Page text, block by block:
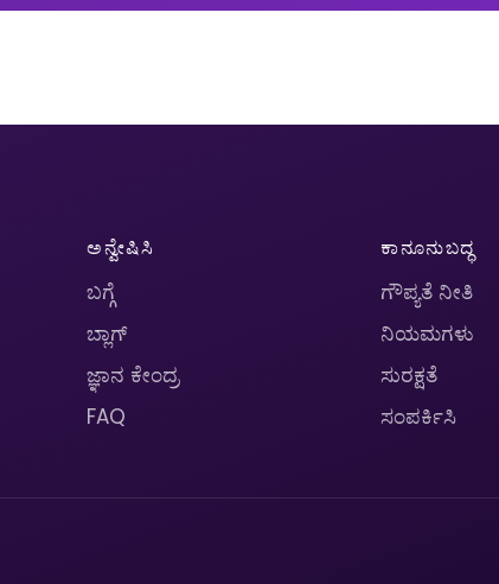
ಅನ್ವೇಷಿಸಿ
ಬಗ್ಗೆ
ಬ್ಲಾಗ್
ಜ್ಞಾನ ಕೇಂದ್ರ
FAQ
ಕಾನೂನುಬದ್ಧ
ಗೌಪ್ಯತೆ ನೀತಿ
ನಿಯಮಗಳು
ಸುರಕ್ಷತೆ
ಸಂಪರ್ಕಿಸಿ